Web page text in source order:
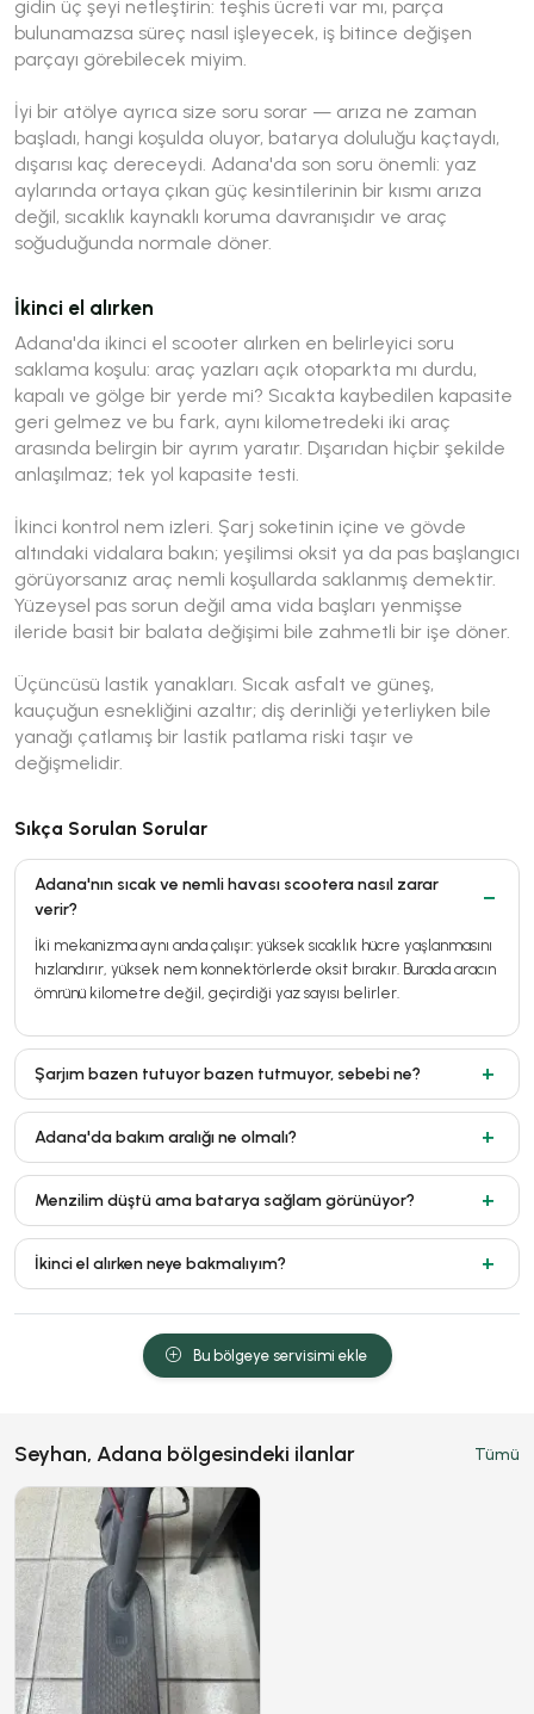
gidin üç şeyi netleştirin: teşhis ücreti var mı, parça
bulunamazsa süreç nasıl işleyecek, iş bitince değişen
parçayı görebilecek miyim.
İyi bir atölye ayrıca size soru sorar — arıza ne zaman
başladı, hangi koşulda oluyor, batarya doluluğu kaçtaydı,
dışarısı kaç dereceydi. Adana'da son soru önemli: yaz
aylarında ortaya çıkan güç kesintilerinin bir kısmı arıza
değil, sıcaklık kaynaklı koruma davranışıdır ve araç
soğuduğunda normale döner.
İkinci el alırken
Adana'da ikinci el scooter alırken en belirleyici soru
saklama koşulu: araç yazları açık otoparkta mı durdu,
kapalı ve gölge bir yerde mi? Sıcakta kaybedilen kapasite
geri gelmez ve bu fark, aynı kilometredeki iki araç
arasında belirgin bir ayrım yaratır. Dışarıdan hiçbir şekilde
anlaşılmaz; tek yol kapasite testi.
İkinci kontrol nem izleri. Şarj soketinin içine ve gövde
altındaki vidalara bakın; yeşilimsi oksit ya da pas başlangıcı
görüyorsanız araç nemli koşullarda saklanmış demektir.
Yüzeysel pas sorun değil ama vida başları yenmişse
ileride basit bir balata değişimi bile zahmetli bir işe döner.
Üçüncüsü lastik yanakları. Sıcak asfalt ve güneş,
kauçuğun esnekliğini azaltır; diş derinliği yeterliyken bile
yanağı çatlamış bir lastik patlama riski taşır ve
değişmelidir.
Sıkça Sorulan Sorular
Adana'nın sıcak ve nemli havası scootera nasıl zarar
verir?
İki mekanizma aynı anda çalışır: yüksek sıcaklık hücre yaşlanmasını
hızlandırır, yüksek nem konnektörlerde oksit bırakır. Burada aracın
ömrünü kilometre değil, geçirdiği yaz sayısı belirler.
Şarjım bazen tutuyor bazen tutmuyor, sebebi ne?
Adana'da bakım aralığı ne olmalı?
Menzilim düştü ama batarya sağlam görünüyor?
İkinci el alırken neye bakmalıyım?
Bu bölgeye servisimi ekle
Seyhan, Adana bölgesindeki ilanlar Tümü